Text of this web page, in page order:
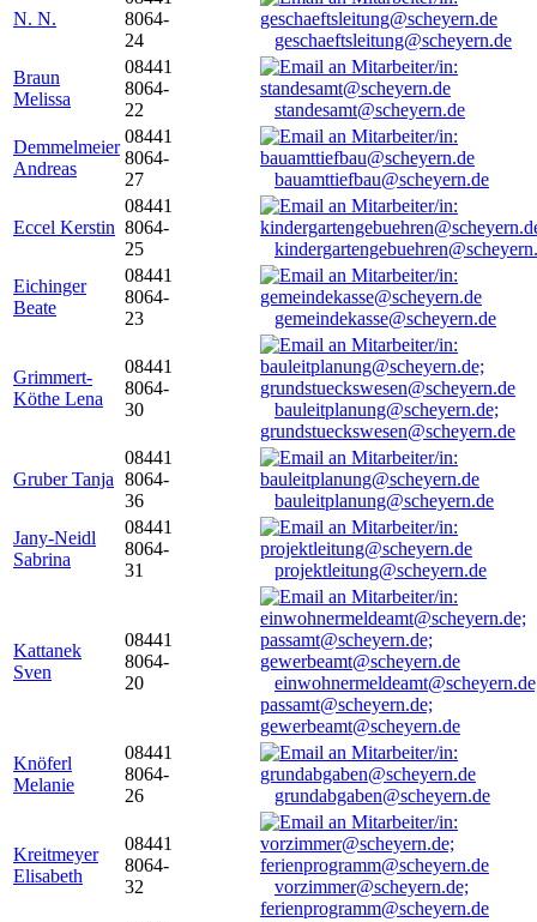
N. N.
8064-
24
geschaeftsleitung@scheyern.de
Braun
Melissa
08441
8064-
22
standesamt@scheyern.de
Demmelmeier
Andreas
08441
8064-
27
bauamttiefbau@scheyern.de
Eccel Kerstin
08441
8064-
25
Eichinger
Beate
08441
8064-
23
gemeindekasse@scheyern.de
Grimmert-
Köthe Lena
08441
8064-
30
bauleitplanung@scheyern.de;
grundstueckswesen@scheyern.de
Gruber Tanja
08441
8064-
36
bauleitplanung@scheyern.de
Jany-Neidl
Sabrina
08441
8064-
31
projektleitung@scheyern.de
Kattanek
Sven
08441
8064-
20
passamt@scheyern.de;
gewerbeamt@scheyern.de
Knöferl
Melanie
08441
8064-
26
grundabgaben@scheyern.de
Kreitmeyer
Elisabeth
08441
8064-
32
vorzimmer@scheyern.de;
ferienprogramm@scheyern.de